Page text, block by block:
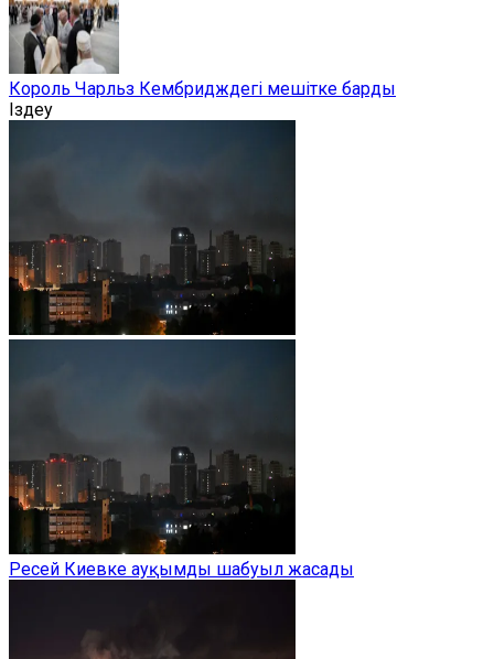
Король Чарльз Кембридждегі мешітке барды
Іздеу
Ресей Киевке ауқымды шабуыл жасады